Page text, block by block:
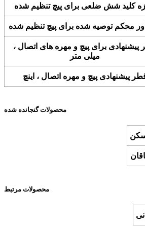
کلید شش ضلعی برای پیچ تنظیم شده
محکم توصیه شده برای پیچ تنظیم شده
پیشنهادی برای پیچ و مهره های اتصال ،
میلی متر
پیشنهادی پیچ و مهره اتصال ، اینچ
محصولات گنجانده شده
محصولات مرتبط